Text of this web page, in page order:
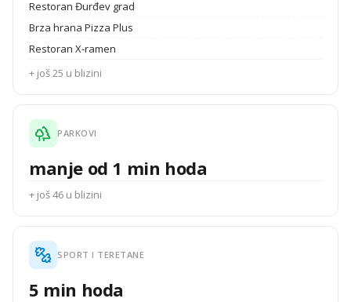
Restoran Đurđev grad
Brza hrana Pizza Plus
Restoran X-ramen
+ još 25 u blizini
PARKOVI
manje od 1 min hoda
+ još 46 u blizini
SPORT I TERETANE
5 min hoda